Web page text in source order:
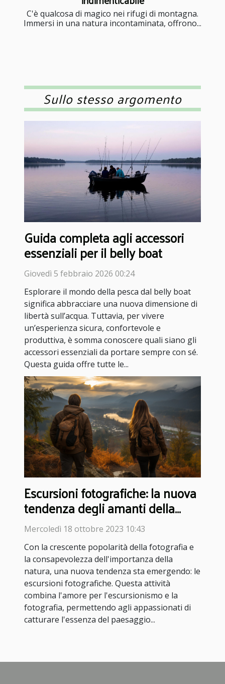
C'è qualcosa di magico nei rifugi di montagna.
Immersi in una natura incontaminata, offrono...
Sullo stesso argomento
Guida completa agli accessori
essenziali per il belly boat
Giovedì 5 febbraio 2026 00:24
Esplorare il mondo della pesca dal belly boat
significa abbracciare una nuova dimensione di
libertà sull’acqua. Tuttavia, per vivere
un’esperienza sicura, confortevole e
produttiva, è somma conoscere quali siano gli
accessori essenziali da portare sempre con sé.
Questa guida offre tutte le...
Escursioni fotografiche: la nuova
tendenza degli amanti della
natura
Mercoledì 18 ottobre 2023 10:43
Con la crescente popolarità della fotografia e
la consapevolezza dell'importanza della
natura, una nuova tendenza sta emergendo: le
escursioni fotografiche. Questa attività
combina l'amore per l'escursionismo e la
fotografia, permettendo agli appassionati di
catturare l'essenza del paesaggio...